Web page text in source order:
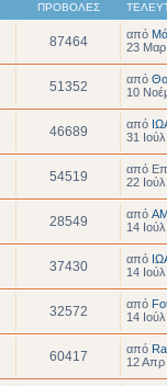
ΠΡΟΒΟΛΈΣ
87464 από
23 Μαρ
51352 από
10
46689 από
31
54519 από
22
28549 από
14
37430 από
14
32572 από
14
60417 από
12 Απρ